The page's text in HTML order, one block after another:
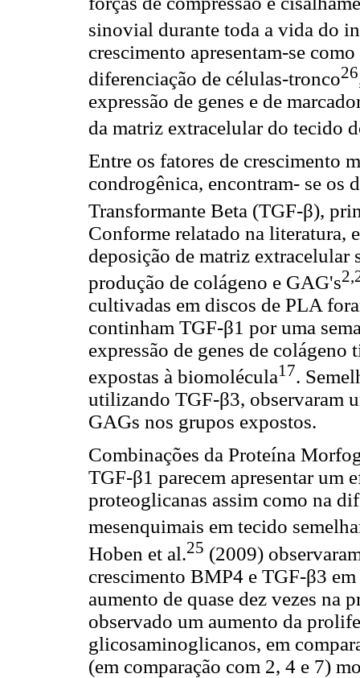
sinovial durante toda a vida do
crescimento apresentam-se
diferenciação de células-tronco26
expressão de genes e de
da matriz extracelular do tecido
Entre os fatores de crescimento
condrogênica, encontram- se os
Transformante Beta (TGF-β),
Conforme relatado na literatura,
deposição de matriz extracelular
produção de colágeno e GAG's
cultivadas em discos de PLA
continham TGF-β1 por uma
expressão de genes de
expostas à biomolécula17.
utilizando TGF-β3, observaram
GAGs nos grupos expostos.
Combinações da Proteína
TGF-β1 parecem apresentar um
proteoglicanas assim como na
mesenquimais em tecido
Hoben et al.25 (2009)
crescimento BMP4 e TGF-β3
aumento de quase dez vezes na
observado um aumento da
glicosaminoglicanos, em
(em comparação com 2, 4 e 7)